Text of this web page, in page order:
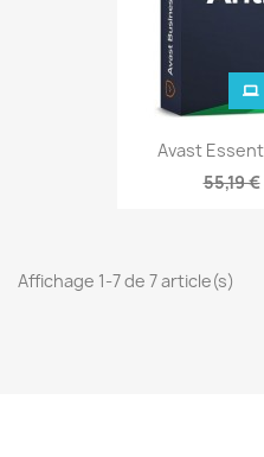
Avast
55,19 €
Affichage 1-7 de 7 article(s)